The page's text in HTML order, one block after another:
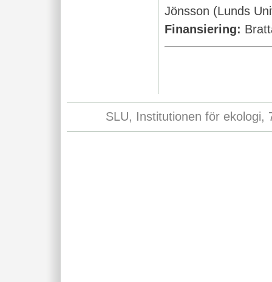
Jönsson (Lunds
Finansiering:
SLU, Institutionen för ekologi,